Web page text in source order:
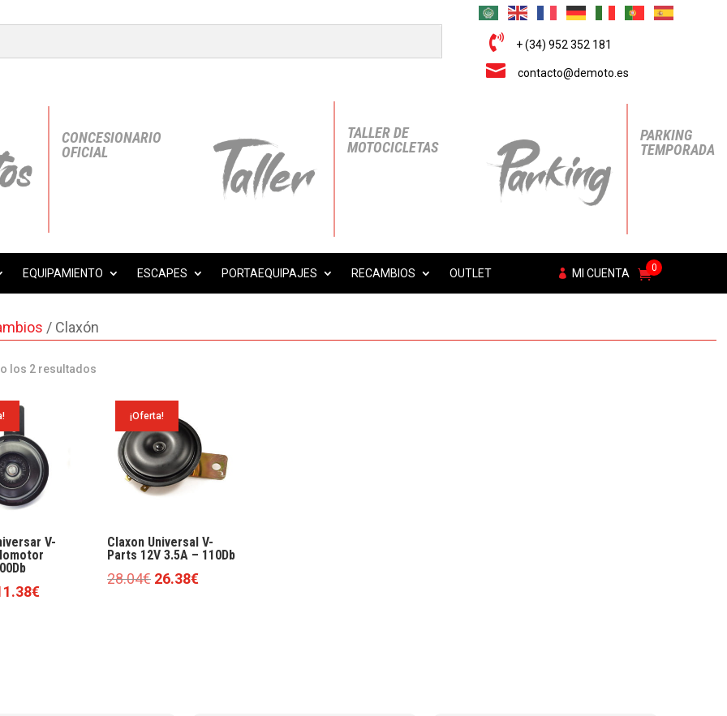
 + (34) 952 352 181
 contacto@demoto.es
CONCESIONARIO
OFICIAL
TALLER DE
MOTOCICLETAS
PARKING
TEMPORADA
EQUIPAMIENTO ESCAPES PORTAEQUIPAJES RECAMBIOS OUTLET MI CUENTA 0
/ Claxón
los 2 resultados
V-
€El
¡Oferta!
Claxon Universal V-
Parts 12V 3.5A – 110Db
28.04€ El
26.38€El